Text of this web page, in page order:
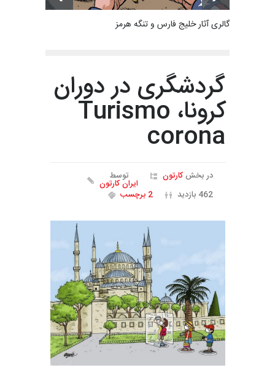
گالری آثار خلیج فارس و تنگه هرمز
گردشگری در دوران
کرونا، Turismo
corona
در بخشکارتون توسط
ایران کارتون
462 بازدید
2 برچسب